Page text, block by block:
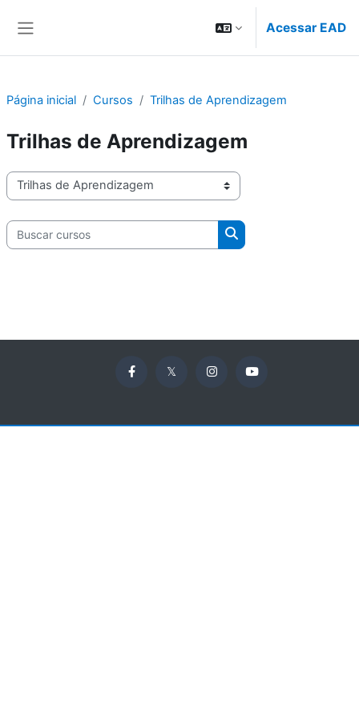
Acessar EAD
Página inicial Cursos Trilhas de Aprendizagem
Trilhas de Aprendizagem
Categorias de Cursos
Buscar cursos
Buscar cursos